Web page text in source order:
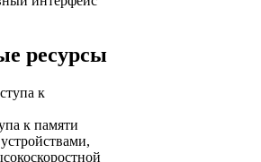
ресурсы
к
к памяти